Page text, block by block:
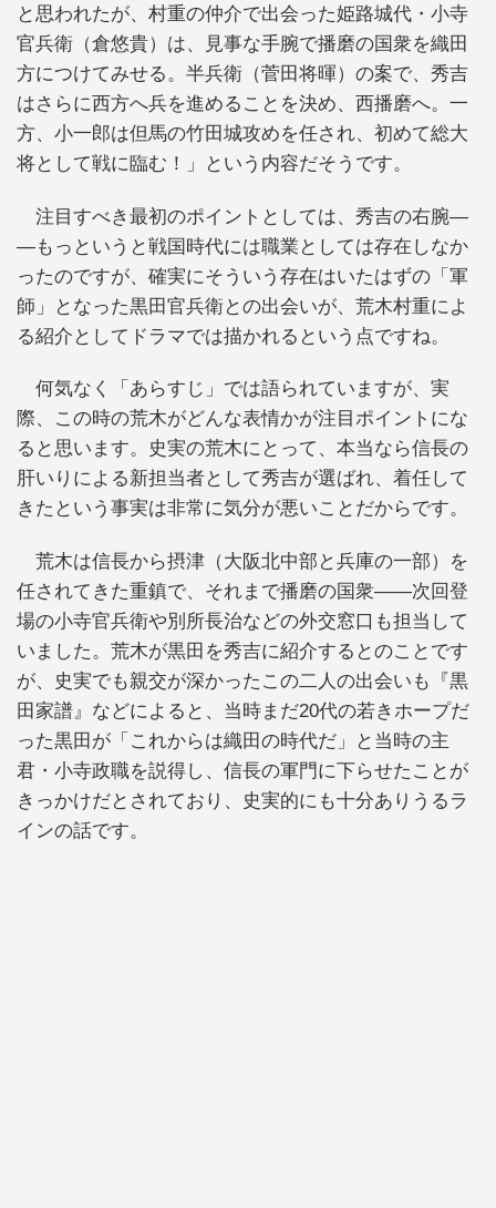
と思われたが、村重の仲介で出会った姫路城代・小寺
官兵衛（倉悠貴）は、見事な手腕で播磨の国衆を織田
方につけてみせる。半兵衛（菅田将暉）の案で、秀吉
はさらに西方へ兵を進めることを決め、西播磨へ。一
方、小一郎は但馬の竹田城攻めを任され、初めて総大
将として戦に臨む！」という内容だそうです。
注目すべき最初のポイントとしては、秀吉の右腕―
―もっというと戦国時代には職業としては存在しなか
ったのですが、確実にそういう存在はいたはずの「軍
師」となった黒田官兵衛との出会いが、荒木村重によ
る紹介としてドラマでは描かれるという点ですね。
何気なく「あらすじ」では語られていますが、実
際、この時の荒木がどんな表情かが注目ポイントにな
ると思います。史実の荒木にとって、本当なら信長の
肝いりによる新担当者として秀吉が選ばれ、着任して
きたという事実は非常に気分が悪いことだからです。
荒木は信長から摂津（大阪北中部と兵庫の一部）を
任されてきた重鎮で、それまで播磨の国衆――次回登
場の小寺官兵衛や別所長治などの外交窓口も担当して
いました。荒木が黒田を秀吉に紹介するとのことです
が、史実でも親交が深かったこの二人の出会いも『黒
田家譜』などによると、当時まだ20代の若きホープだ
った黒田が「これからは織田の時代だ」と当時の主
君・小寺政職を説得し、信長の軍門に下らせたことが
きっかけだとされており、史実的にも十分ありうるラ
インの話です。